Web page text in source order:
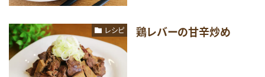
レシピ 鶏レバーの甘辛炒め